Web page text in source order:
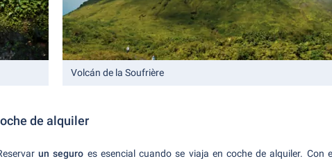
Volcán de la Soufrière
de alquiler
un seguro es esencial cuando se viaja en coche de alquiler. Con